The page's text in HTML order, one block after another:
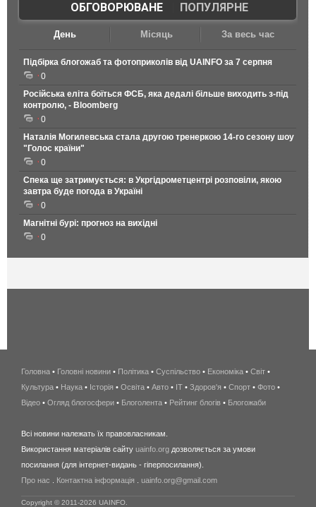
ОБГОВОРЮВАНЕ| ПОПУЛЯРНЕ
День Місяць За весь час
Підбірка блогожаб та фотоприколів від UAINFO за 7 серпня
0
Російська еліта боїться ФСБ, яка дедалі більше виходить з-під
контролю, - Bloomberg
0
Наталія Могилевська стала другою тренеркою 14-го сезону шоу
"Голос країни"
0
Спека ще затримується: в Укргідрометцентрі розповіли, якою
завтра буде погода в Україні
0
Магнітні бурі: прогноз на вихідні
0
беспроводной
интернет
киев
wimax
в
Головна • Головні новини • Політика • Суспільство • Економіка • Світ •
Культура • Наука • Історія • Освіта • Авто • IT • Здоров'я • Спорт • Фото •
Відео • Огляд блогосфери • Блоголента • Рейтинг блогів • Блогожаби
Всі новини належать їх правовласникам.
Використання матеріалів сайту uainfo.org дозволяється за умови
посилання (для інтернет-видань - гіперпосилання).
Про нас
Контактна інформація uainfo.org@gmail.com
Copyright © 2011-2026 UAINFO.